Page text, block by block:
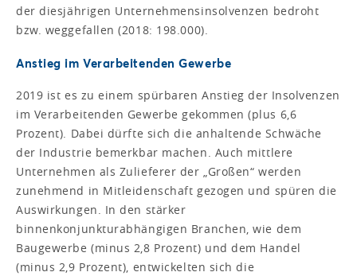
der diesjährigen Unternehmensinsolvenzen bedroht
bzw. weggefallen (2018: 198.000).
Anstieg im Verarbeitenden Gewerbe
2019 ist es zu einem spürbaren Anstieg der Insolvenzen
im Verarbeitenden Gewerbe gekommen (plus 6,6
Prozent). Dabei dürfte sich die anhaltende Schwäche
der Industrie bemerkbar machen. Auch mittlere
Unternehmen als Zulieferer der „Großen“ werden
zunehmend in Mitleidenschaft gezogen und spüren die
Auswirkungen. In den stärker
binnenkonjunkturabhängigen Branchen, wie dem
Baugewerbe (minus 2,8 Prozent) und dem Handel
(minus 2,9 Prozent), entwickelten sich die